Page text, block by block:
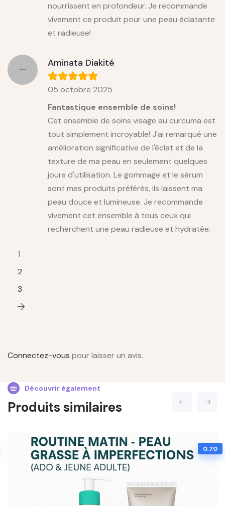
nourrissent en profondeur. Je recommande
vivement ce produit pour une peau éclatante
et radieuse!
Aminata Diakité
05 octobre 2025
Fantastique ensemble de soins!
Cet ensemble de soins visage au curcuma est
tout simplement incroyable! J'ai remarqué une
amélioration significative de l'éclat et de la
texture de ma peau en seulement quelques
jours d'utilisation. Le gommage et le sérum
sont mes produits préférés, ils laissent ma
peau douce et lumineuse. Je recommande
vivement cet ensemble à tous ceux qui
recherchent une peau radieuse et hydratée.
1
2
3
Connectez-vous pour laisser un avis.
Découvrir également
Produits similaires
0,70